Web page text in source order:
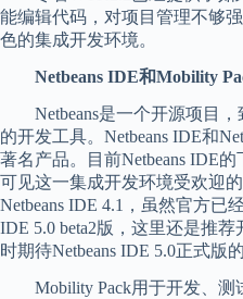
能编辑代码，对项目管理不够
色的集成开发环境。
Netbeans IDE和Mobility
Netbeans是一个开源项目，
的开发工具。Netbeans IDE和
著名产品。目前Netbeans IDE
可见这一集成开发环境受欢迎
Netbeans IDE 4.1，虽然官方已
IDE 5.0 beta2版，这里还是推荐
时期待Netbeans IDE 5.0正式版
Mobility Pack用于开发、测